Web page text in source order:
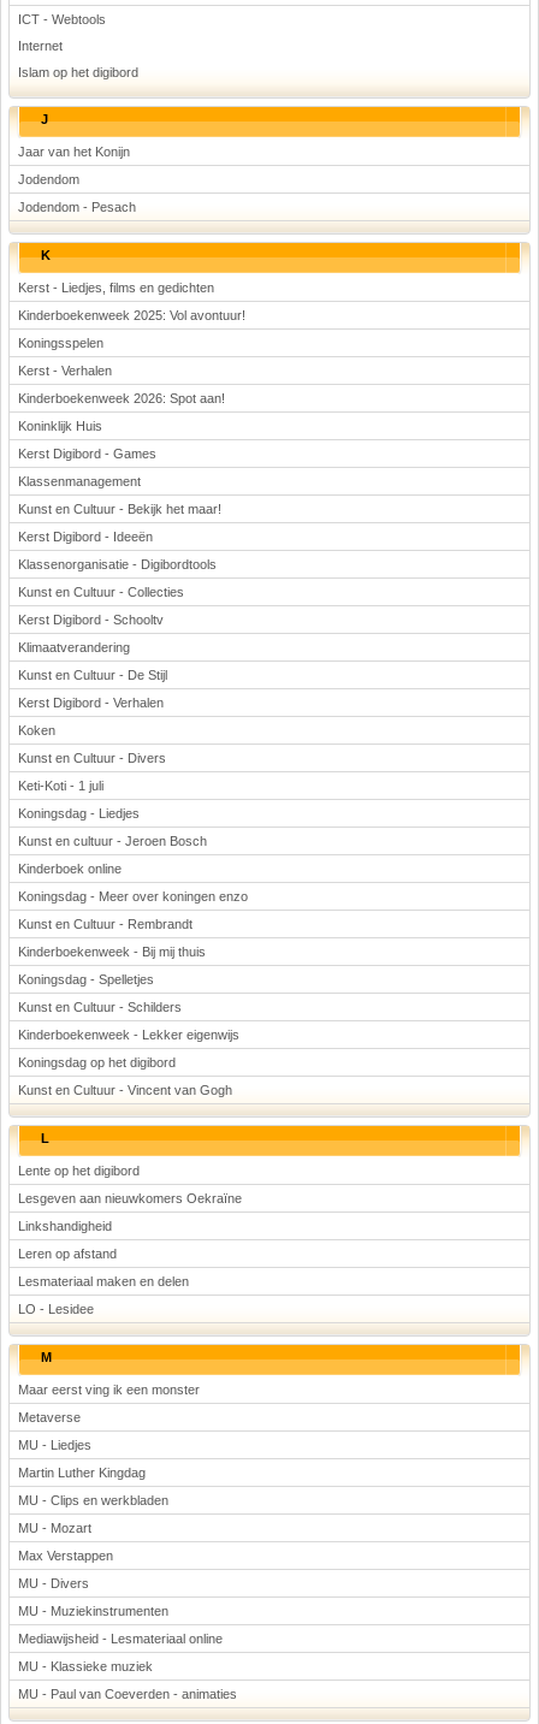
ICT - Webtools
Internet
Islam op het digibord
J
Jaar van het Konijn
Jodendom
Jodendom - Pesach
K
Kerst - Liedjes, films en gedichten
Kinderboekenweek 2025: Vol avontuur!
Koningsspelen
Kerst - Verhalen
Kinderboekenweek 2026: Spot aan!
Koninklijk Huis
Kerst Digibord - Games
Klassenmanagement
Kunst en Cultuur - Bekijk het maar!
Kerst Digibord - Ideeën
Klassenorganisatie - Digibordtools
Kunst en Cultuur - Collecties
Kerst Digibord - Schooltv
Klimaatverandering
Kunst en Cultuur - De Stijl
Kerst Digibord - Verhalen
Koken
Kunst en Cultuur - Divers
Keti-Koti - 1 juli
Koningsdag - Liedjes
Kunst en cultuur - Jeroen Bosch
Kinderboek online
Koningsdag - Meer over koningen enzo
Kunst en Cultuur - Rembrandt
Kinderboekenweek - Bij mij thuis
Koningsdag - Spelletjes
Kunst en Cultuur - Schilders
Kinderboekenweek - Lekker eigenwijs
Koningsdag op het digibord
Kunst en Cultuur - Vincent van Gogh
L
Lente op het digibord
Lesgeven aan nieuwkomers Oekraïne
Linkshandigheid
Leren op afstand
Lesmateriaal maken en delen
LO - Lesidee
M
Maar eerst ving ik een monster
Metaverse
MU - Liedjes
Martin Luther Kingdag
MU - Clips en werkbladen
MU - Mozart
Max Verstappen
MU - Divers
MU - Muziekinstrumenten
Mediawijsheid - Lesmateriaal online
MU - Klassieke muziek
MU - Paul van Coeverden - animaties